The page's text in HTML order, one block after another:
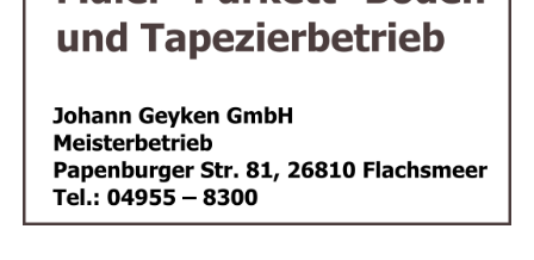
Rain­bow Events – Viel­sei­tig enga­giert. Für jedes
Fest. Für jede Idee.
de Events
Ob klei­ne Fei­er oder gro­ßes Fir­men­ju­bi­lä­um –
Feenstra’s Friet bringt Street­food-Genuss auf den